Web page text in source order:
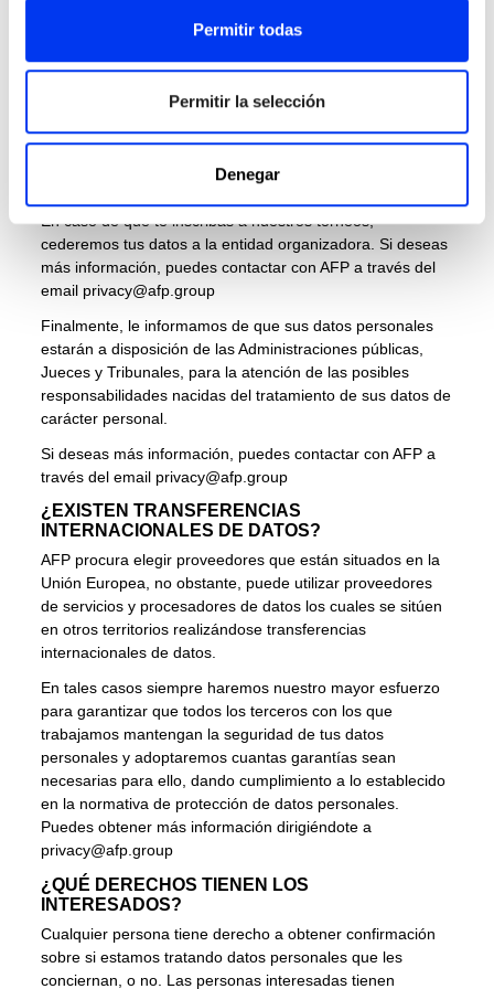
Permitir todas
Permitir la selección
Denegar
Asimismo, para la prestación de determinados servicios,
es necesario que AFP de servicios a terceros en los que
Empresas de servicios tecnológicos, analítica y
Proveedores de logística, transporte y entrega.
Empresas de alojamiento web.
Proveedores de servicios financieros.
En caso de que te inscribas a nuestros torneos,
cederemos tus datos a la entidad organizadora. Si deseas
más información, puedes contactar con AFP a través del
email privacy@afp.group
Finalmente, le informamos de que sus datos personales
estarán a disposición de las Administraciones públicas,
Jueces y Tribunales, para la atención de las posibles
responsabilidades nacidas del tratamiento de sus datos de
carácter personal.
Si deseas más información, puedes contactar con AFP a
través del email privacy@afp.group
¿EXISTEN TRANSFERENCIAS
INTERNACIONALES DE DATOS?
AFP procura elegir proveedores que están situados en la
Unión Europea, no obstante, puede utilizar proveedores
de servicios y procesadores de datos los cuales se sitúen
en otros territorios realizándose transferencias
internacionales de datos.
En tales casos siempre haremos nuestro mayor esfuerzo
para garantizar que todos los terceros con los que
trabajamos mantengan la seguridad de tus datos
personales y adoptaremos cuantas garantías sean
necesarias para ello, dando cumplimiento a lo establecido
en la normativa de protección de datos personales.
Puedes obtener más información dirigiéndote a
privacy@afp.group
¿QUÉ DERECHOS TIENEN LOS
INTERESADOS?
Cualquier persona tiene derecho a obtener confirmación
sobre si estamos tratando datos personales que les
conciernan, o no. Las personas interesadas tienen